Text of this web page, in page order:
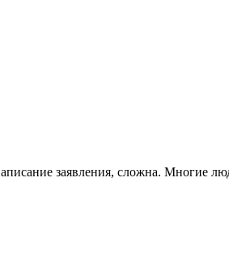
заявления, сложна. Многие